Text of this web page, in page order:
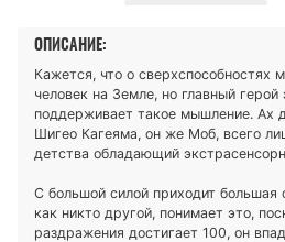
ОПИСАНИЕ:
Кажется, что о сверхспособностях
человек на Земле, но главный герой
поддерживает такое мышление. Ах
Шигео Кагеяма, он же Моб, всего
детства обладающий
С большой силой приходит большая
как никто другой, понимает это,
раздражения достигает 100, он